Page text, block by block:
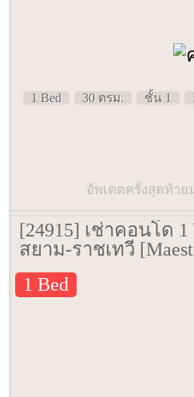
1 Bed 30 ตรม. ชั้น 1
อัพเดตครั้งสุดท้าย
[24915] เช่าคอนโด
สยาม-ราชเทวี
Ratchathewi] 30 ตรม.
1 Bed